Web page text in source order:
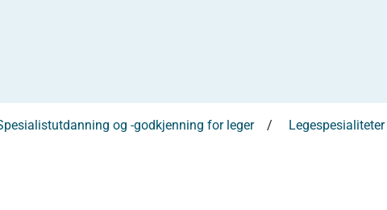
og -godkjenning for leger Legespesialiteter